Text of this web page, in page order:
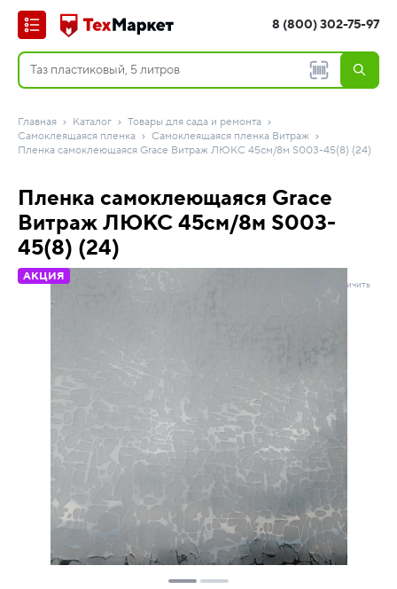
8 (800) 302-75-97
Главная Каталог
Товары для сада и ремонта
Самоклеящаяся пленка
Самоклеящаяся пленка Витраж
Пленка самоклеющаяся Grace Витраж ЛЮКС 45см/8м S003-45(8) (24)
Пленка самоклеющаяся Grace
Витраж ЛЮКС 45см/8м S003-
45(8) (24)
АКЦИЯ
Увеличить